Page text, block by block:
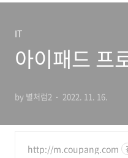
IT
아이패드 프
by 별처럼2 2022. 11. 16.
http://m.coupang.com